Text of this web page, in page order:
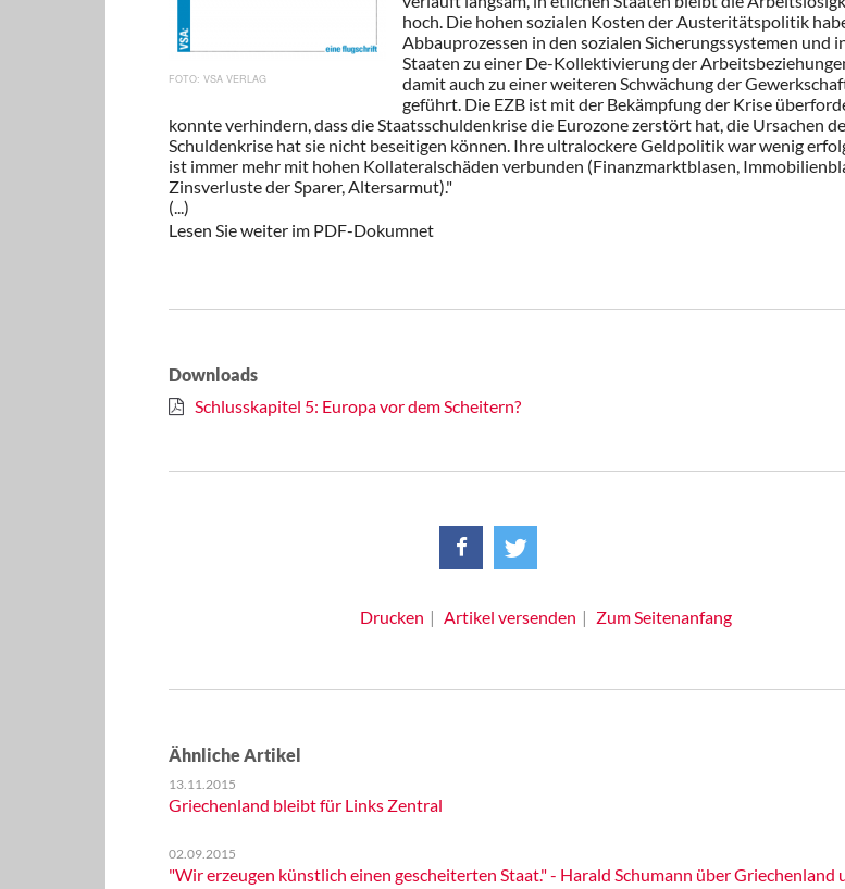
VSA VERLAG
hoch. Die hohen sozialen Kosten der Austeritätspolitik
Abbauprozessen in den sozialen Sicherungssystemen und
Staaten zu einer De-Kollektivierung der
damit auch zu einer weiteren Schwächung der
geführt. Die EZB ist mit der Bekämpfung der Krise
konnte verhindern, dass die Staatsschuldenkrise die Eurozone zerstört hat, die Ursachen
Schuldenkrise hat sie nicht beseitigen können. Ihre ultralockere Geldpolitik war wenig
ist immer mehr mit hohen Kollateralschäden verbunden (Finanzmarktblasen,
Zinsverluste der Sparer, Altersarmut)."
(...)
Lesen Sie weiter im PDF-Dokumnet
Downloads
Schlusskapitel 5: Europa vor dem Scheitern?
Drucken Artikel versenden Zum Seitenanfang
Ähnliche Artikel
13.11.2015
Griechenland bleibt für Links Zentral
02.09.2015
"Wir erzeugen künstlich einen gescheiterten Staat." - Harald Schumann über Griechenland